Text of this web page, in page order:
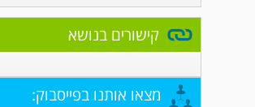
קישורים בנושא
מצאו אותנו בפייסבוק: